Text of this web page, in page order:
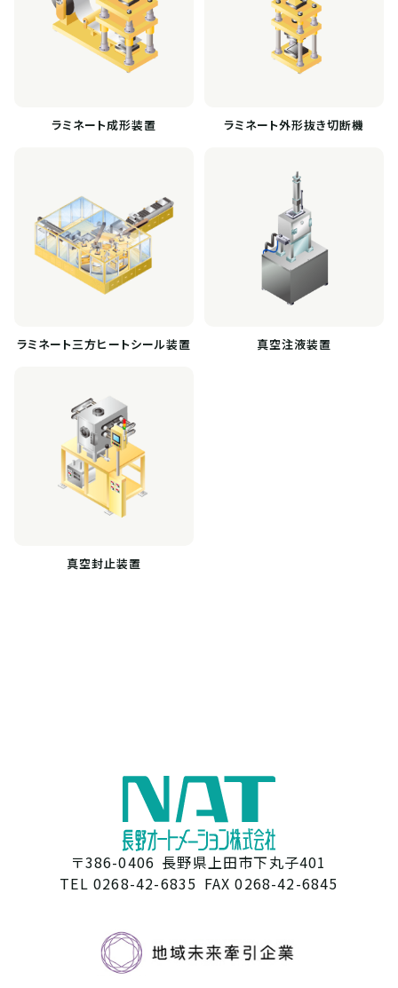
ラミネート成形装置 ラミネート外形抜き切断機
ラミネート三方ヒートシール装置 真空注液装置
真空封止装置
〒386-0406 長野県上田市下丸子401
TEL 0268-42-6835 FAX 0268-42-6845